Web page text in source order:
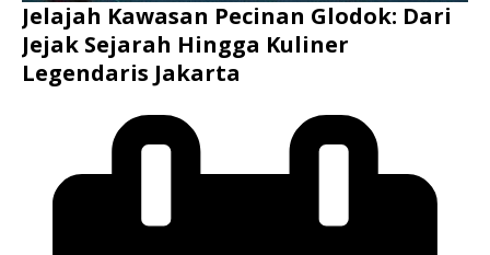
Jelajah Kawasan Pecinan Glodok: Dari
Jejak Sejarah Hingga Kuliner
Legendaris Jakarta